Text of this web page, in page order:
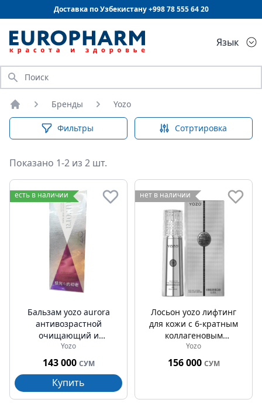
Доставка по Узбекистану +99878 555 64 20
Язык
Искать
Главная
Бренды Yozo
Фильтры Сотртировка
Показано 1-2 из 2 шт.
есть в наличии
Бальзам yozo aurora
антивозрастной
очищающий и
увлажняющий 120г
Yozo
143 000 СУМ
Купить
нет в наличии
Лосьон yozo лифтинг
для кожи с 6-кратным
коллагеновым
пептидом 100мл
Yozo
156 000 СУМ